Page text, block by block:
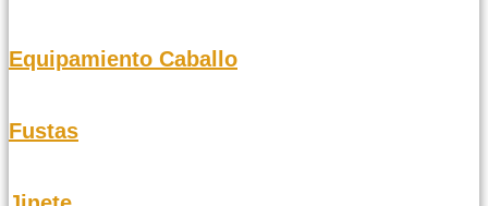
Equipamiento Caballo
Fustas